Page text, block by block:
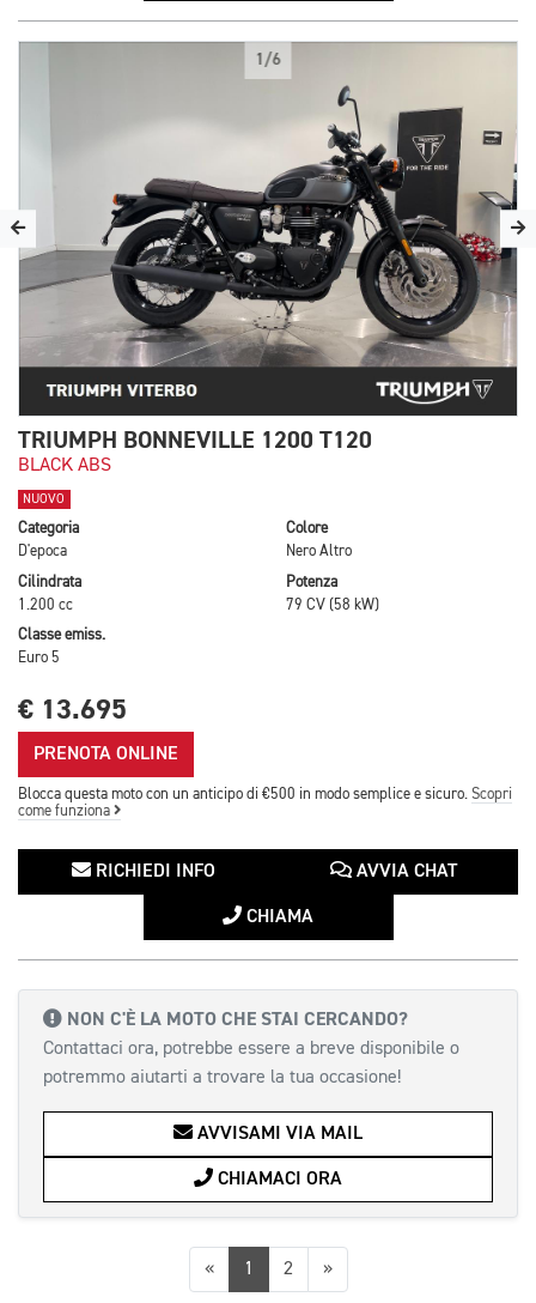
1/6
TRIUMPH BONNEVILLE 1200 T120
BLACK ABS
NUOVO
Categoria
D'epoca
Colore
Nero Altro
Cilindrata
1.200 cc
Potenza
79 CV (58 kW)
Classe emiss.
Euro 5
€ 13.695
PRENOTA ONLINE
Blocca questa moto con un anticipo di €500 in modo semplice e sicuro. Scopri
come funziona
RICHIEDI INFO AVVIA CHAT
CHIAMA
NON C'È LA MOTO CHE STAI CERCANDO?
Contattaci ora, potrebbe essere a breve disponibile o
potremmo aiutarti a trovare la tua occasione!
AVVISAMI VIA MAIL
CHIAMACI ORA
«Precedente
1 2 »Successiva